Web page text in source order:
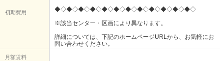
初期費用
◆◇◆◇◆◇◆◇◆◇◆◇◆◇◆◇◆◇◆◇◆◇◆◇
※該当センター・区画により異なります。
詳細については、下記のホームページURLから、お気軽にお
問い合わせください。
月額賃料